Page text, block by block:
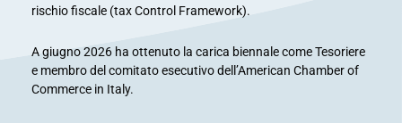
rischio fiscale (tax Control Framework).
A giugno 2026 ha ottenuto la carica biennale come Tesoriere
e membro del comitato esecutivo dell’American Chamber of
Commerce in Italy.